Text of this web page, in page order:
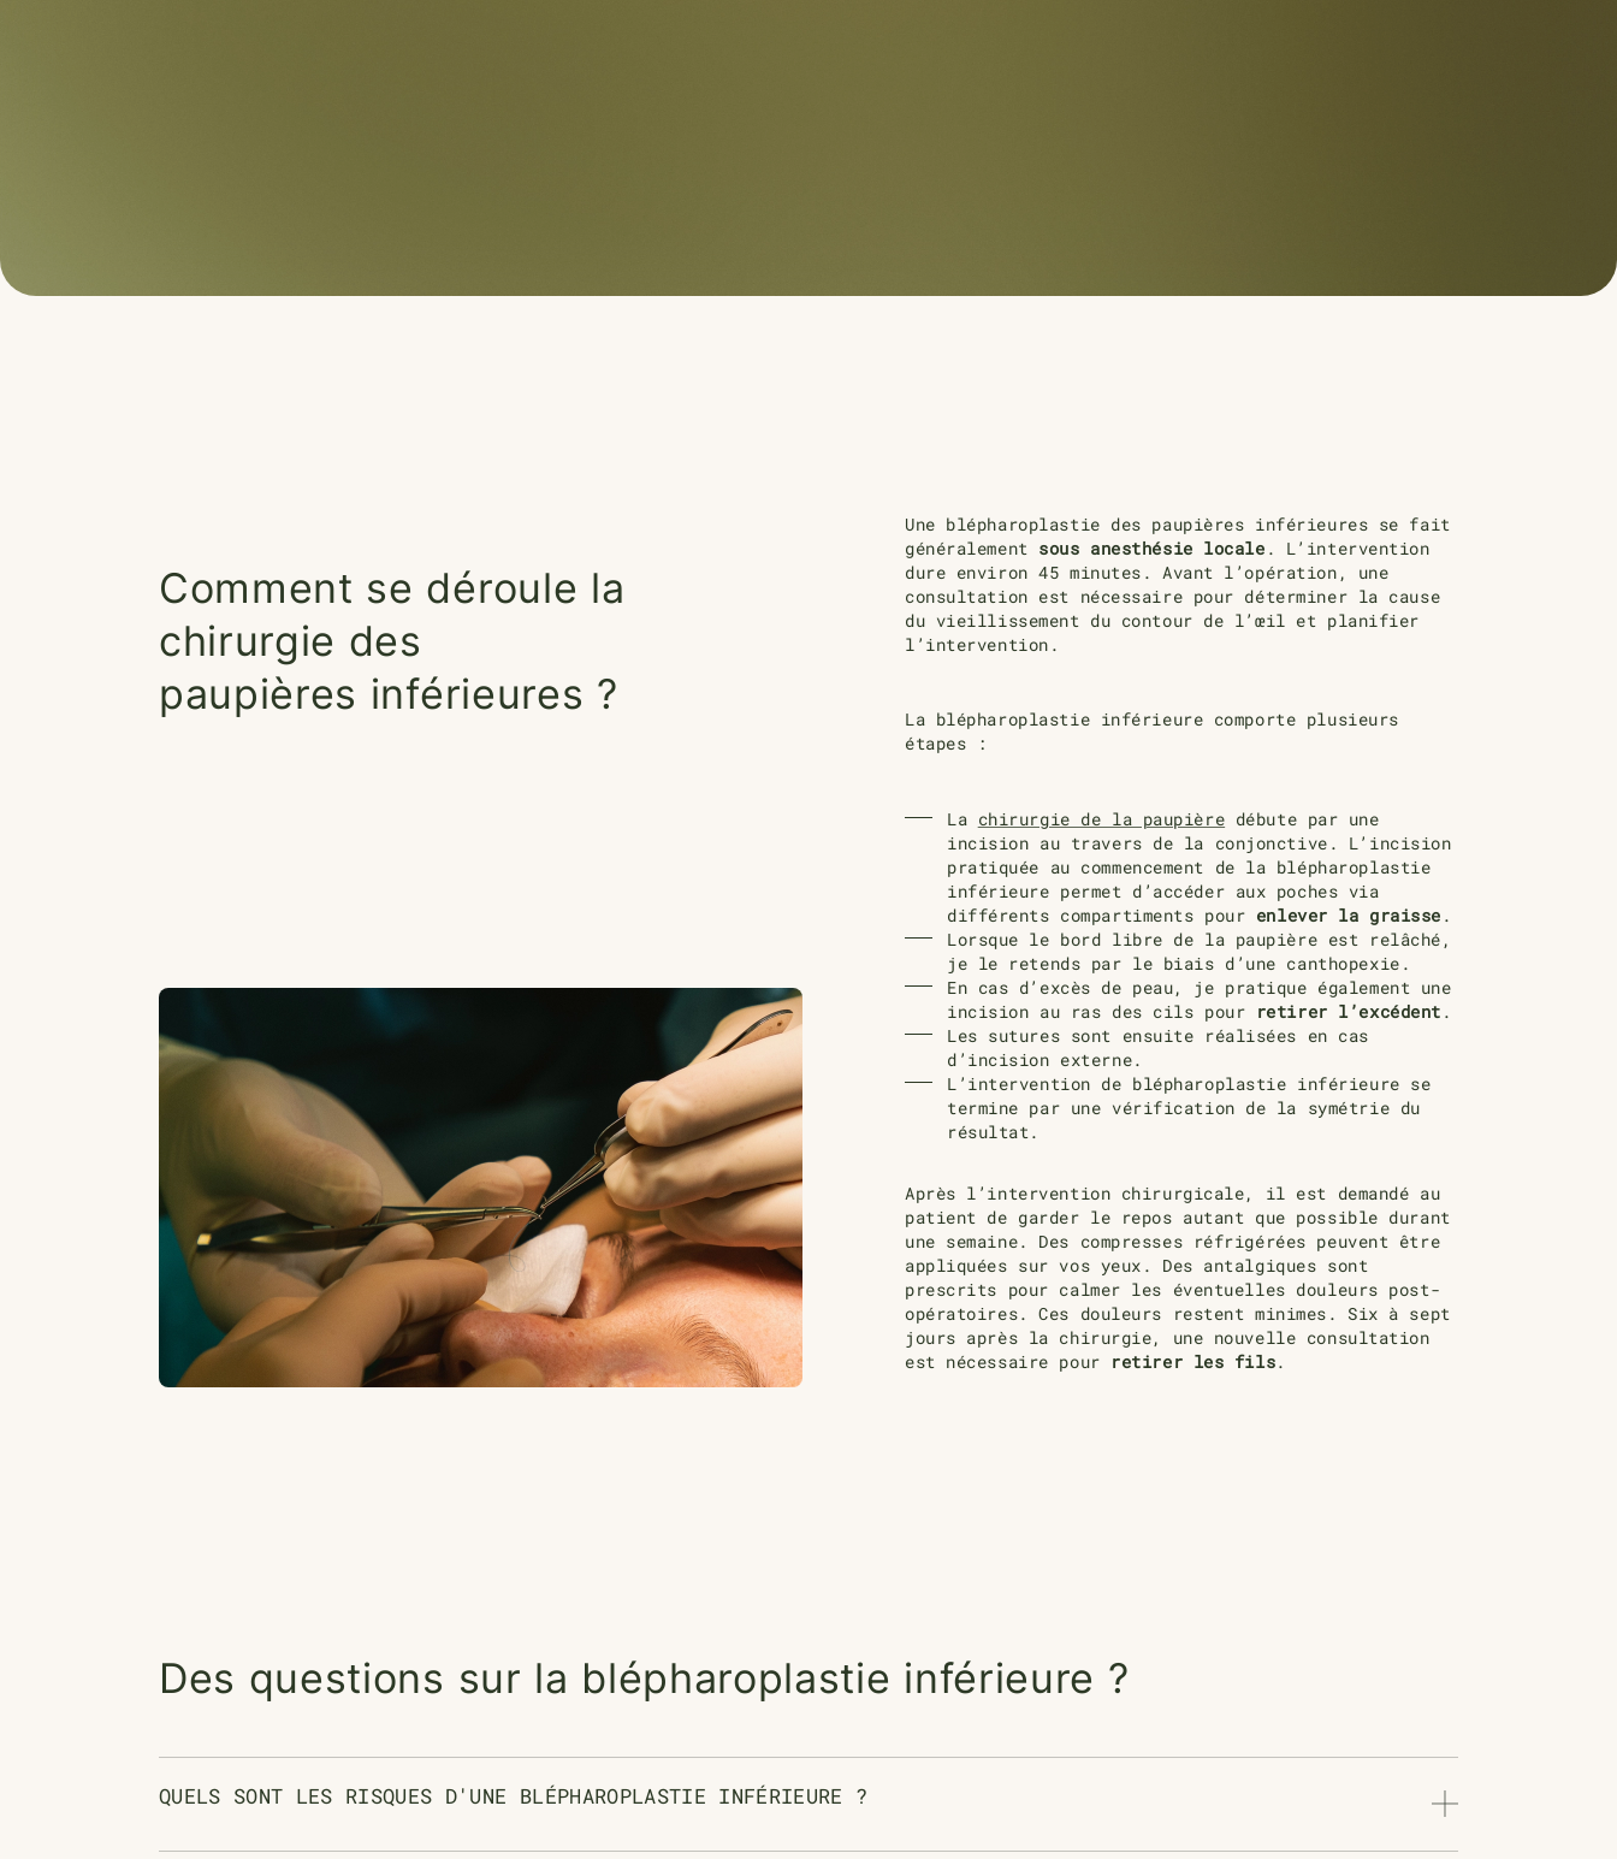
Comment se déroule la
chirurgie des
paupières inférieures ?
Une blépharoplastie des paupières inférieures se fait
généralement sous anesthésie locale . L’intervention
dure environ 45 minutes. Avant l’opération, une
consultation est nécessaire pour déterminer la cause
du vieillissement du contour de l’œil et planifier
l’intervention.
La blépharoplastie inférieure comporte plusieurs
étapes :
La chirurgie de la paupière débute par une
incision au travers de la conjonctive. L’incision
pratiquée au commencement de la blépharoplastie
inférieure permet d’accéder aux poches via
différents compartiments pour enlever la graisse .
Lorsque le bord libre de la paupière est relâché,
je le retends par le biais d’une canthopexie.
En cas d’excès de peau, je pratique également une
incision au ras des cils pour retirer l’excédent .
Les sutures sont ensuite réalisées en cas
d’incision externe.
L’intervention de blépharoplastie inférieure se
termine par une vérification de la symétrie du
résultat.
Après l’intervention chirurgicale, il est demandé au
patient de garder le repos autant que possible durant
une semaine. Des compresses réfrigérées peuvent être
appliquées sur vos yeux. Des antalgiques sont
prescrits pour calmer les éventuelles douleurs post-
opératoires. Ces douleurs restent minimes. Six à sept
jours après la chirurgie, une nouvelle consultation
est nécessaire pour retirer les fils.
Des questions sur la blépharoplastie inférieure ?
QUELS SONT LES RISQUES D'UNE BLÉPHAROPLASTIE INFÉRIEURE ?